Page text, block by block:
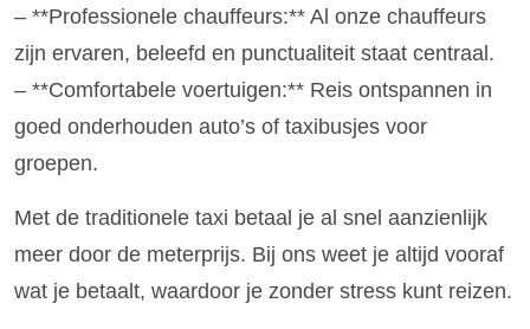
– **Professionele chauffeurs:** Al onze chauffeurs
zijn ervaren, beleefd en punctualiteit staat centraal.
– **Comfortabele voertuigen:** Reis ontspannen in
goed onderhouden auto’s of taxibusjes voor
groepen.
Met de traditionele taxi betaal je al snel aanzienlijk
meer door de meterprijs. Bij ons weet je altijd vooraf
wat je betaalt, waardoor je zonder stress kunt reizen.